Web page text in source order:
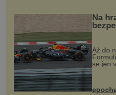
Na
Až do
se jen
na
života.